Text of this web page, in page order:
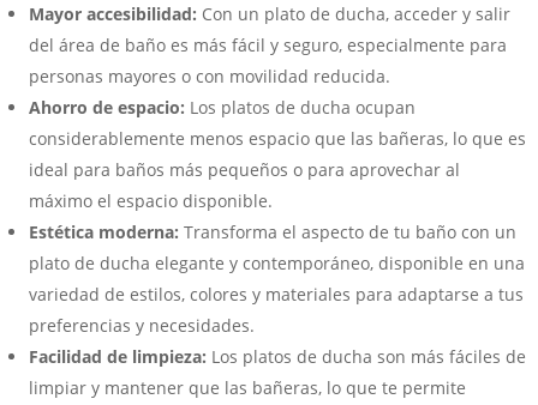
Mayor accesibilidad: Con un plato de ducha, acceder y salir
del área de baño es más fácil y seguro, especialmente para
personas mayores o con movilidad reducida.
Ahorro de espacio: Los platos de ducha ocupan
considerablemente menos espacio que las bañeras, lo que es
ideal para baños más pequeños o para aprovechar al
máximo el espacio disponible.
Estética moderna: Transforma el aspecto de tu baño con un
plato de ducha elegante y contemporáneo, disponible en una
variedad de estilos, colores y materiales para adaptarse a tus
preferencias y necesidades.
Facilidad de limpieza: Los platos de ducha son más fáciles de
limpiar y mantener que las bañeras, lo que te permite